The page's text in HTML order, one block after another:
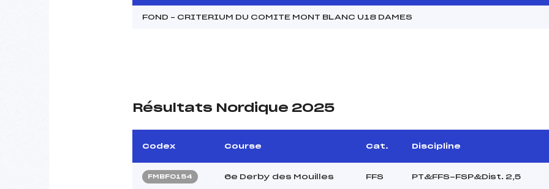
FOND – CRITERIUM DU COMITE MONT BLANC U18 DAMES
Résultats Nordique 2025
Codex Course Cat. Discipline
FMBF0154 6e Derby des Mouilles FFS PT&FFS-FSP&Dist. 2,5